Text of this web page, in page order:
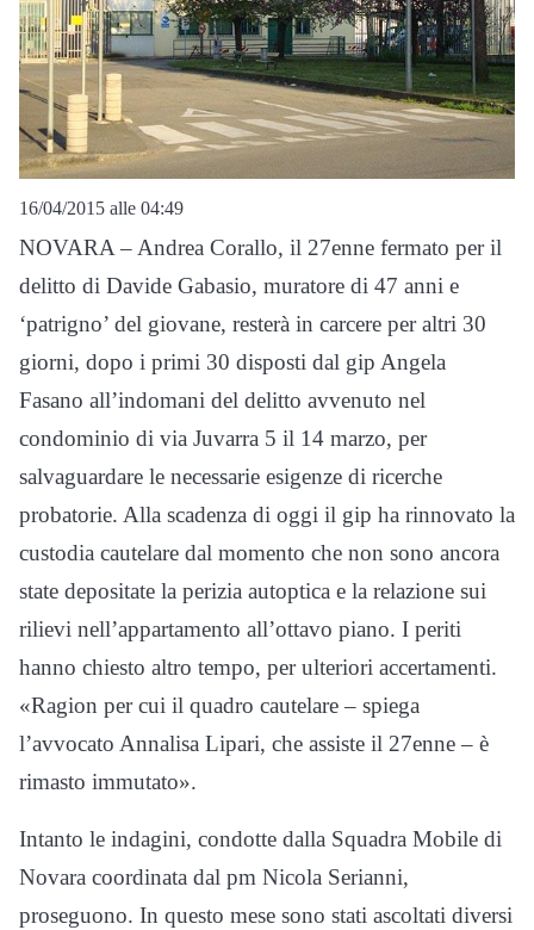
16/04/2015 alle 04:49
NOVARA – Andrea Corallo, il 27enne fermato per il
delitto di Davide Gabasio, muratore di 47 anni e
‘patrigno’ del giovane, resterà in carcere per altri 30
giorni, dopo i primi 30 disposti dal gip Angela
Fasano all’indomani del delitto avvenuto nel
condominio di via Juvarra 5 il 14 marzo, per
salvaguardare le necessarie esigenze di ricerche
probatorie. Alla scadenza di oggi il gip ha rinnovato la
custodia cautelare dal momento che non sono ancora
state depositate la perizia autoptica e la relazione sui
rilievi nell’appartamento all’ottavo piano. I periti
hanno chiesto altro tempo, per ulteriori accertamenti.
«Ragion per cui il quadro cautelare – spiega
l’avvocato Annalisa Lipari, che assiste il 27enne – è
rimasto immutato».
Intanto le indagini, condotte dalla Squadra Mobile di
Novara coordinata dal pm Nicola Serianni,
proseguono. In questo mese sono stati ascoltati diversi